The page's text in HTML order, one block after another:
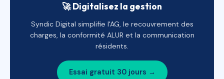
🚀 Digitalisez la gestion
Syndic Digital simplifie l'AG, le recouvrement des
charges, la conformité ALUR et la communication
résidents.
Essai gratuit 30 jours →